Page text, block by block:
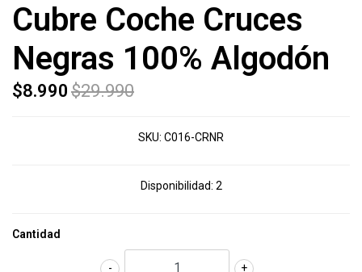
Cubre Coche Cruces
Negras 100% Algodón
$8.990 $29.990
SKU: C016-CRNR
Disponibilidad: 2
Cantidad
+
-